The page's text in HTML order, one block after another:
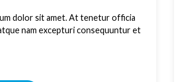
dolor sit amet. At tenetur officia
nam excepturi consequuntur et